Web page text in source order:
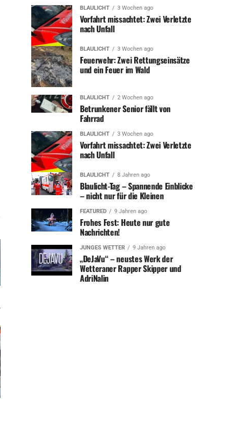
BLAULICHT 3 Wochen ago
Vorfahrt missachtet: Zwei Verletzte
nach Unfall
BLAULICHT 3 Wochen ago
Feuerwehr: Zwei Rettungseinsätze
und ein Feuer im Wald
BLAULICHT 2 Wochen ago
Betrunkener Senior fällt von
Fahrrad
BLAULICHT 3 Wochen ago
Vorfahrt missachtet: Zwei Verletzte
nach Unfall
BLAULICHT 8 Jahren ago
Blaulicht-Tag – Spannende Einblicke
– nicht nur für die Kleinen
FEATURED 9 Jahren ago
Frohes Fest: Heute nur gute
Nachrichten!
JUNGES WETTER 9 Jahren ago
„DeJaVu“ – neustes Werk der
Wetteraner Rapper Skipper und
AdriNalin